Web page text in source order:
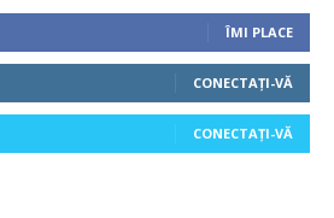
ÎMI PLACE
CONECTAȚI-VĂ
CONECTAȚI-VĂ